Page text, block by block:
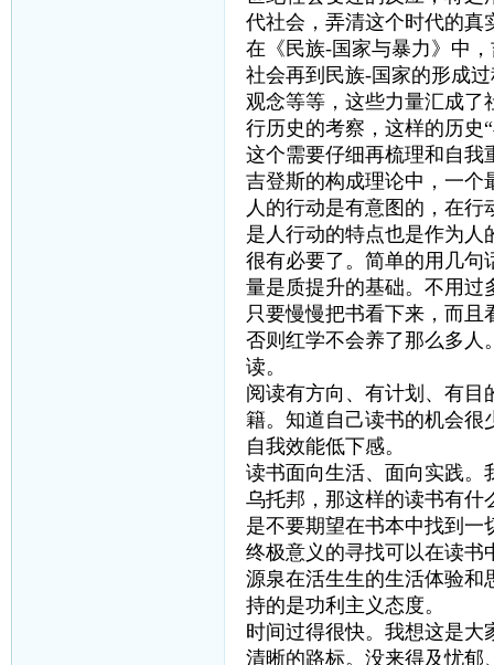
代社会，弄清这个时代的真
在《民族-国家与暴力》中
社会再到民族-国家的形成
观念等等，这些力量汇成了
行历史的考察，这样的历史
这个需要仔细再梳理和自我
吉登斯的构成理论中，一个
人的行动是有意图的，在
是人行动的特点也是作为人
很有必要了。简单的用几句
量是质提升的基础。不用过
只要慢慢把书看下来，而
否则红学不会养了那么多人
读。
阅读有方向、有计划、有目
籍。知道自己读书的机会很
自我效能低下感。
读书面向生活、面向实践。
乌托邦，那这样的读书有什
是不要期望在书本中找到一
终极意义的寻找可以在读书
源泉在活生生的生活体验和
持的是功利主义态度。
时间过得很快。我想这是大
清晰的路标。没来得及忧郁